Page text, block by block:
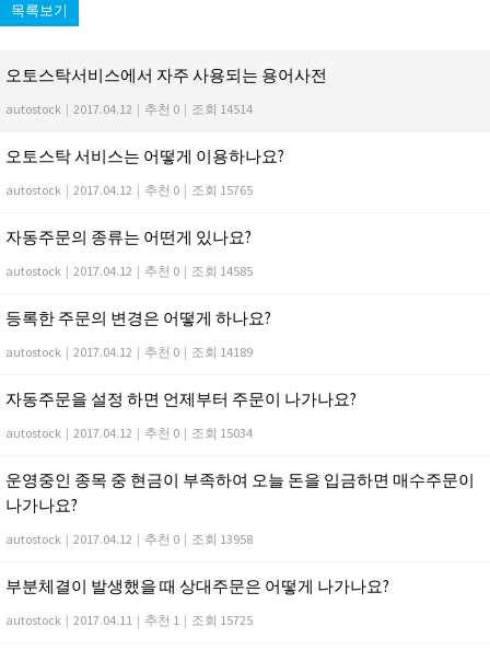
목록보기
오토스탁서비스에서 자주 사용되는 용어사전
autostock | 2017.04.12 | 추천 0 | 조회 14514
오토스탁 서비스는 어떻게 이용하나요?
autostock | 2017.04.12 | 추천 0 | 조회 15765
자동주문의 종류는 어떤게 있나요?
autostock | 2017.04.12 | 추천 0 | 조회 14585
등록한 주문의 변경은 어떻게 하나요?
autostock | 2017.04.12 | 추천 0 | 조회 14189
자동주문을 설정 하면 언제부터 주문이 나가나요?
autostock | 2017.04.12 | 추천 0 | 조회 15034
운영중인 종목 중 현금이 부족하여 오늘 돈을 입금하면 매수주문이
나가나요?
autostock | 2017.04.12 | 추천 0 | 조회 13958
부분체결이 발생했을 때 상대주문은 어떻게 나가나요?
autostock | 2017.04.11 | 추천 1 | 조회 15725